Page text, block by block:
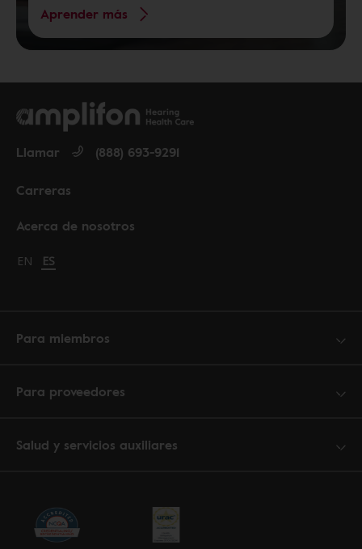
Aprender más
Acerca de nosotros
Carreras
Llamar (888) 693-9291
Change language to English
EN Cambiar idioma a español
ES
Para miembros
Para proveedores
Salud y servicios auxiliares